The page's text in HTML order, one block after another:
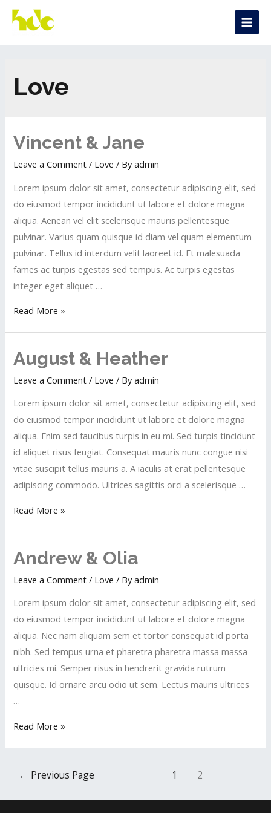
Love
Vincent & Jane
Leave a Comment / Love / Byadmin
Lorem ipsum dolor sit amet, consectetur adipiscing elit, sed
do eiusmod tempor incididunt ut labore et dolore magna
aliqua. Aenean vel elit scelerisque mauris pellentesque
pulvinar. Varius quam quisque id diam vel quam elementum
pulvinar. Tellus id interdum velit laoreet id. Et malesuada
fames ac turpis egestas sed tempus. Ac turpis egestas
integer eget aliquet …
Read More »
August & Heather
Leave a Comment / Love / Byadmin
Lorem ipsum dolor sit amet, consectetur adipiscing elit, sed
do eiusmod tempor incididunt ut labore et dolore magna
aliqua. Enim sed faucibus turpis in eu mi. Sed turpis tincidunt
id aliquet risus feugiat. Consequat mauris nunc congue nisi
vitae suscipit tellus mauris a. A iaculis at erat pellentesque
adipiscing commodo. Ultrices sagittis orci a scelerisque …
Read More »
Andrew & Olia
Leave a Comment / Love / Byadmin
Lorem ipsum dolor sit amet, consectetur adipiscing elit, sed
do eiusmod tempor incididunt ut labore et dolore magna
aliqua. Nec nam aliquam sem et tortor consequat id porta
nibh. Sed tempus urna et pharetra pharetra massa massa
ultricies mi. Semper risus in hendrerit gravida rutrum
quisque. Id ornare arcu odio ut sem. Lectus mauris ultrices
…
Read More »
← Previous Page 1 2